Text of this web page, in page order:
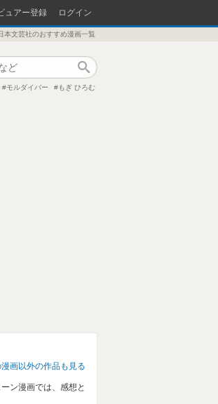
ュアー登録 ログイン
本文芸社のおすすめ漫画一覧
モルダイバー もぎ ひろむ
画以外の作品も見る
ン漫画では、感想と